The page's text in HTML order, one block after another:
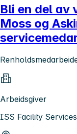
Bli en del av
Moss og
Arbeidsgiver
ISS Facility Services